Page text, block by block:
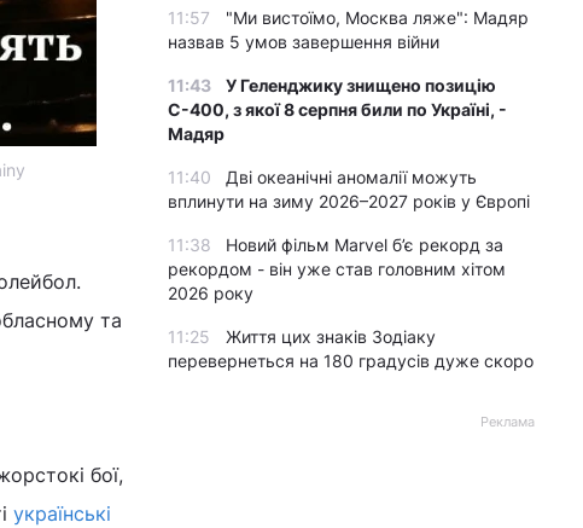
та
бої,
українські
11:57
"Ми вистоїмо, Москва ляже": Мадяр
назвав 5 умов завершення війни
11:43
У Геленджику знищено позицію
С-400, з якої 8 серпня били по Україні, -
Мадяр
11:40
Дві океанічні аномалії можуть
вплинути на зиму 2026–2027 років у Європі
11:38
Новий фільм Marvel б’є рекорд за
рекордом - він уже став головним хітом
2026 року
11:25
Життя цих знаків Зодіаку
перевернеться на 180 градусів дуже скоро
Реклама